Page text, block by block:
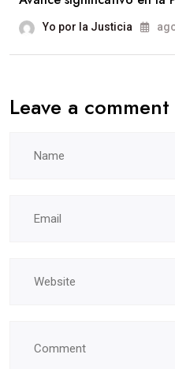
Yo por la Justicia
Leave a comment